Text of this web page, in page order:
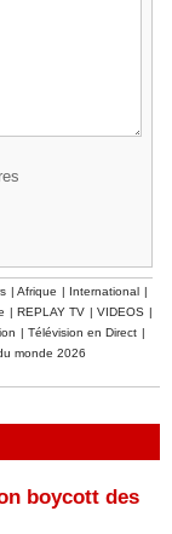
| Afrique | International |
| REPLAY TV | VIDEOS |
| Télévision en Direct |
monde 2026
boycott des